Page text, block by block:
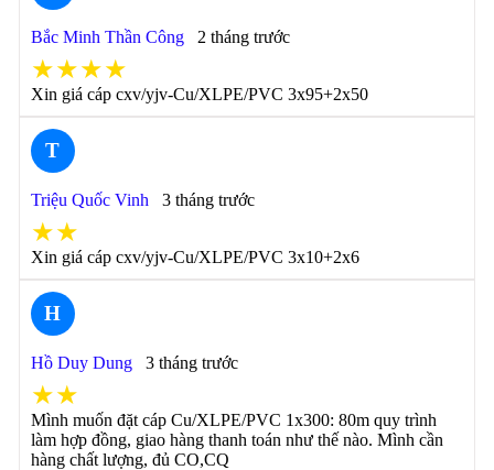
Bắc Minh Thần Công 2 tháng trước
★★★★
Xin giá cáp cxv/yjv-Cu/XLPE/PVC 3x95+2x50
T
Triệu Quốc Vinh 3 tháng trước
★★
Xin giá cáp cxv/yjv-Cu/XLPE/PVC 3x10+2x6
H
Hồ Duy Dung 3 tháng trước
★★
Mình muốn đặt cáp Cu/XLPE/PVC 1x300: 80m quy trình
làm hợp đồng, giao hàng thanh toán như thế nào. Mình cần
hàng chất lượng, đủ CO,CQ